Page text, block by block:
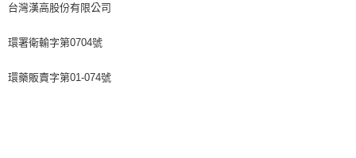
台灣漢高股份有限公司
環署衛輸字第0704號
環藥販賣字第01-074號